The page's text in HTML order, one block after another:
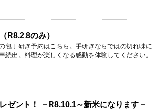
R8.2.8のみ）
包丁研ぎ予約はこちら。手研ぎならではの切れ味
続出。料理が楽しくなる感動を体験してください。
ゼント！ －R8.10.1～新米になります－